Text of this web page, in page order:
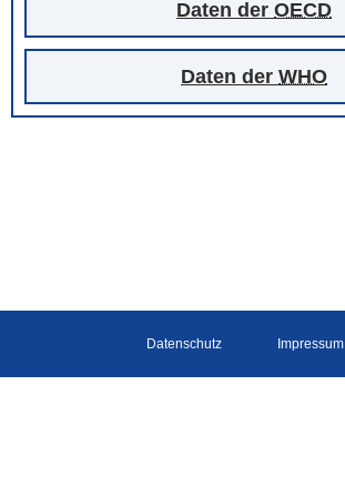
Daten der OECD
Daten der WHO
Datenschutz Impressum